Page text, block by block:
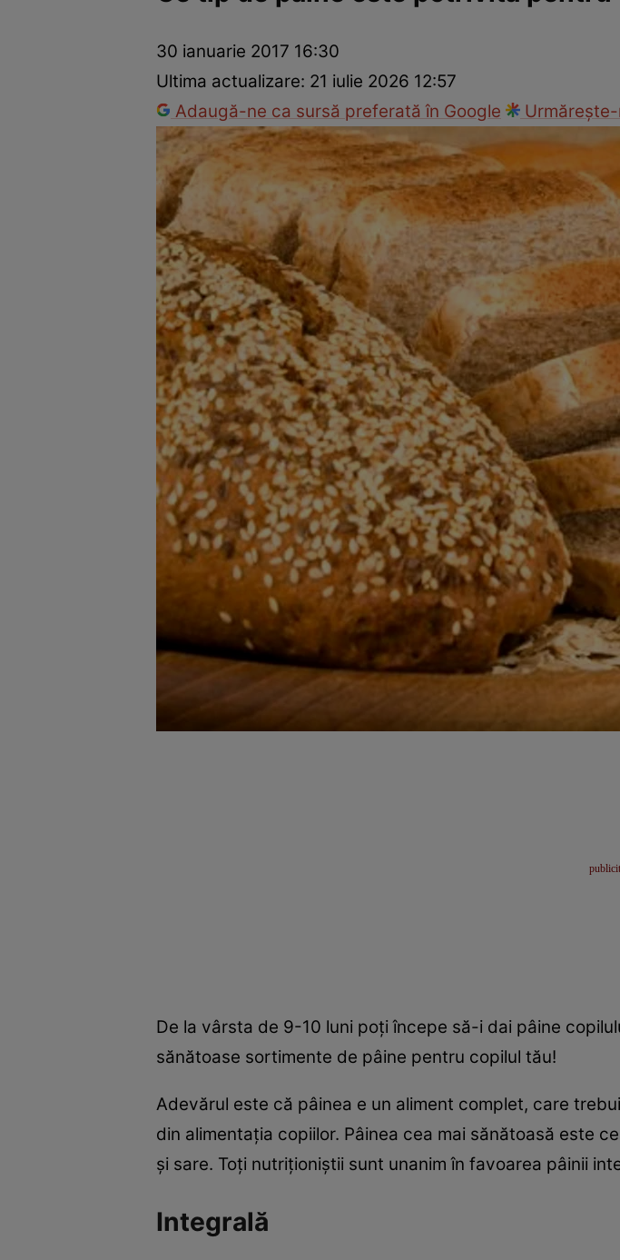
Mâncăruri rapideRețete cu legume
30 ianuarie 2017 16:30
Ultima actualizare: 21 iulie 2026 12:57
Adaugă-ne ca sursă preferată în Google
De la vârsta de 9-10 luni poţi începe să-i dai pâine
sănătoase sortimente de pâine pentru copilul tău!
Adevărul este că pâinea e un aliment complet, care
din alimentaţia copiilor. Pâinea cea mai sănătoasă este
şi sare. Toţi nutriţioniştii sunt unanim în favoarea pâinii
Integrală